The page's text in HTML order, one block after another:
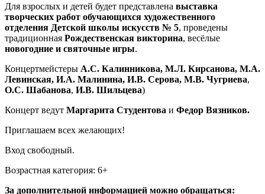
Для взрослых и детей будет представлена выставка
творческих работ обучающихся художественного
отделения Детской школы искусств № 5, проведены
традиционная Рождественская викторина, весёлые
новогодние и святочные игры.
Концертмейстеры А.С. Калинникова, М.Л. Кирсанова, М.А.
Левинская, И.А. Малинина, И.В. Серова, М.В. Чугриева,
О.С. Шабанова, И.В. Шильцева)
Концерт ведут Маргарита Студентова и Федор Вязников.
Приглашаем всех желающих!
Вход свободный.
Возрастная категория: 6+
За дополнительной информацией можно обращаться: